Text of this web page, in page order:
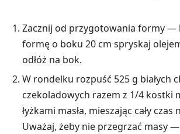
Zacznij od przygotowania formy —
formę o boku 20 cm spryskaj
odłóż na bok.
W rondelku rozpuść 525 g białych
czekoladowych razem z 1/4 kostki
łyżkami masła, mieszając cały czas
Uważaj, żeby nie przegrzać masy